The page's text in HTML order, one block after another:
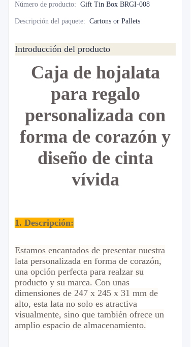
Número de producto: Gift Tin Box BRGI-008
Descripción del paquete: Cartons or Pallets
Introducción del producto
Caja de hojalata
para regalo
personalizada con
forma de corazón y
diseño de cinta
vívida
1. Descripción:
Estamos encantados de presentar nuestra
lata personalizada en forma de corazón,
una opción perfecta para realzar su
producto y su marca. Con unas
dimensiones de 247 x 245 x 31 mm de
alto, esta lata no solo es atractiva
visualmente, sino que también ofrece un
amplio espacio de almacenamiento.